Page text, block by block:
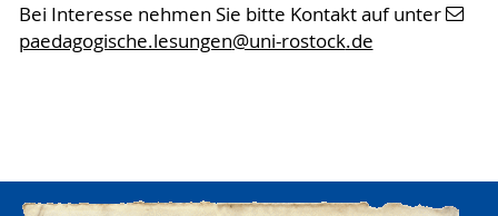
Bei Interesse nehmen Sie bitte Kontakt auf unter
paedagogische.lesungen@uni-rostock.de